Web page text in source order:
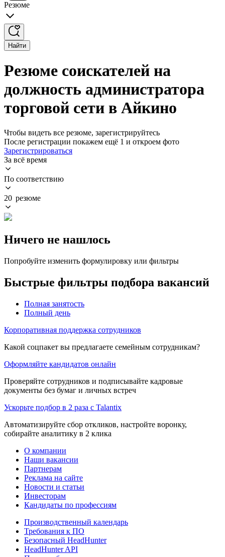
Резюме
Найти
Резюме соискателей на
должность администратора
торговой сети в Айкино
Чтобы видеть все резюме, зарегистрируйтесь
После регистрации покажем ещё 1 и откроем фото
Зарегистрироваться
За всё время
По соответствию
20 резюме
Ничего не нашлось
Попробуйте изменить формулировку или фильтры
Быстрые фильтры подбора вакансий
Полная занятость
Полный день
Корпоративная поддержка сотрудников
Какой соцпакет вы предлагаете семейным сотрудникам?
Оформляйте кандидатов онлайн
Проверяйте сотрудников и подписывайте кадровые
документы без бумаг и личных встреч
Ускорьте подбор в 2 раза с Talantix
Автоматизируйте сбор откликов, настройте воронку,
собирайте аналитику в 2 клика
О компании
Наши вакансии
Партнерам
Реклама на сайте
Новости и статьи
Инвесторам
Кандидаты по профессиям
Производственный календарь
Требования к ПО
Безопасный HeadHunter
HeadHunter API